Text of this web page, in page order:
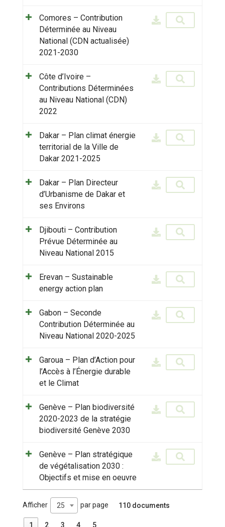
Comores – Contribution
Déterminée au Niveau
National (CDN actualisée)
2021-2030
Côte d’Ivoire –
Contributions Déterminées
au Niveau National (CDN)
2022
Dakar – Plan climat énergie
territorial de la Ville de
Dakar 2021-2025
Dakar – Plan Directeur
d’Urbanisme de Dakar et
ses Environs
Djibouti – Contribution
Prévue Déterminée au
Niveau National 2015
Erevan – Sustainable
energy action plan
Gabon – Seconde
Contribution Déterminée au
Niveau National 2020-2025
Garoua – Plan d’Action pour
l’Accès à l’Énergie durable
et le Climat
Genève – Plan biodiversité
2020-2023 de la stratégie
biodiversité Genève 2030
Genève – Plan stratégique
de végétalisation 2030 :
Objectifs et mise en oeuvre
Afficher 25 par page 110 documents
1 2 3 4 5